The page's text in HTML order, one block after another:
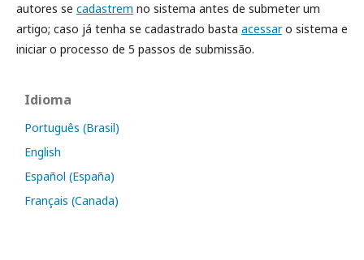
autores se cadastrem no sistema antes de submeter um
artigo; caso já tenha se cadastrado basta acessaro sistema e
iniciar o processo de 5 passos de submissão.
Idioma
Português (Brasil)
English
Español (España)
Français (Canada)